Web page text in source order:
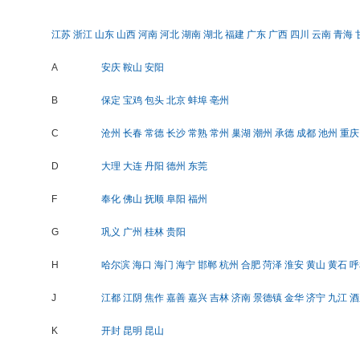
江苏 浙江 山东 山西 河南 河北 湖南 湖北 福建 广东 广西 四川 云南 青海
A 安庆 鞍山 安阳
B 保定 宝鸡 包头 北京 蚌埠 亳州
C 沧州 长春 常德 长沙 常熟 常州 巢湖 潮州 承德 成都 池州 重庆
D 大理 大连 丹阳 德州 东莞
F 奉化 佛山 抚顺 阜阳 福州
G 巩义 广州 桂林 贵阳
H 哈尔滨 海口 海门 海宁 邯郸 杭州 合肥 菏泽 淮安 黄山 黄石
J 江都 江阴 焦作 嘉善 嘉兴 吉林 济南 景德镇 金华 济宁 九江
K 开封 昆明 昆山